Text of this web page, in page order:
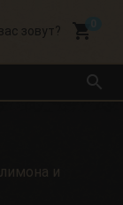
search
зовут? local_grocery_store
и